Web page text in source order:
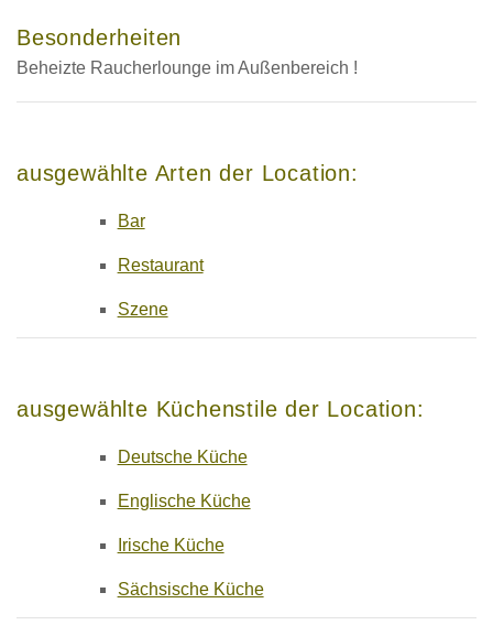
Besonderheiten
Beheizte Raucherlounge im Außenbereich !
ausgewählte Arten der Location:
Bar
Restaurant
Szene
ausgewählte Küchenstile der Location:
Deutsche Küche
Englische Küche
Irische Küche
Sächsische Küche